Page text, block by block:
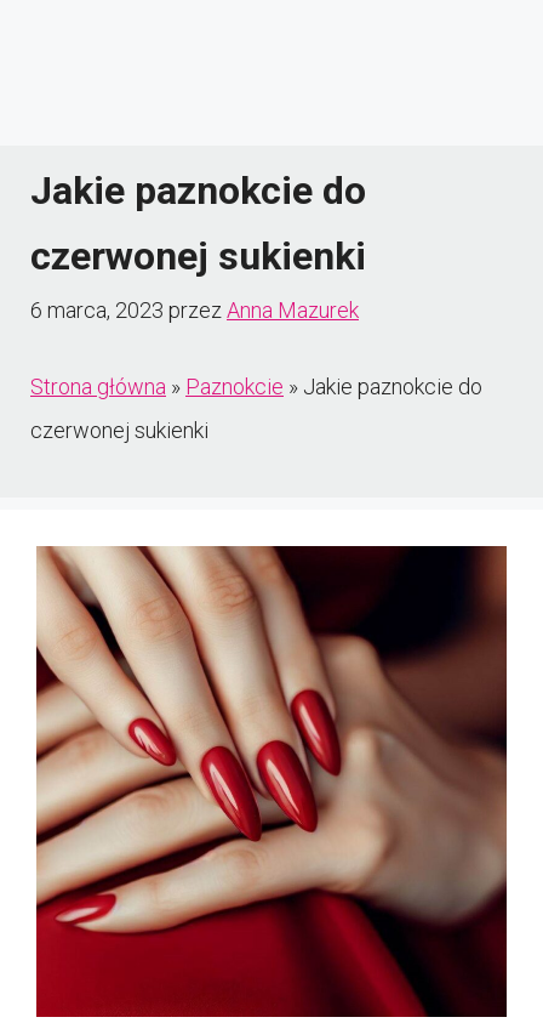
Jakie paznokcie do
czerwonej sukienki
6 marca, 2023 przez Anna Mazurek
Strona główna » Paznokcie » Jakie paznokcie do
czerwonej sukienki